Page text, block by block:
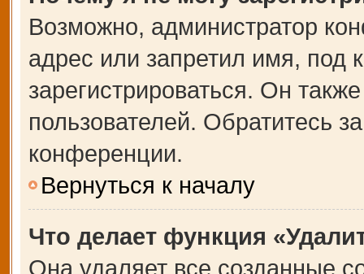
Возможно, администратор
адрес или запретил имя, под
зарегистрироваться. Он
пользователей. Обратитесь
конференции.
Вернуться к началу
Что делает функция
Она удаляет все созданные